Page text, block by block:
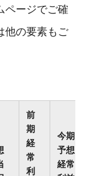
ページでご確
他の要素もご
前
期
経
常
利
今期
予想
経常